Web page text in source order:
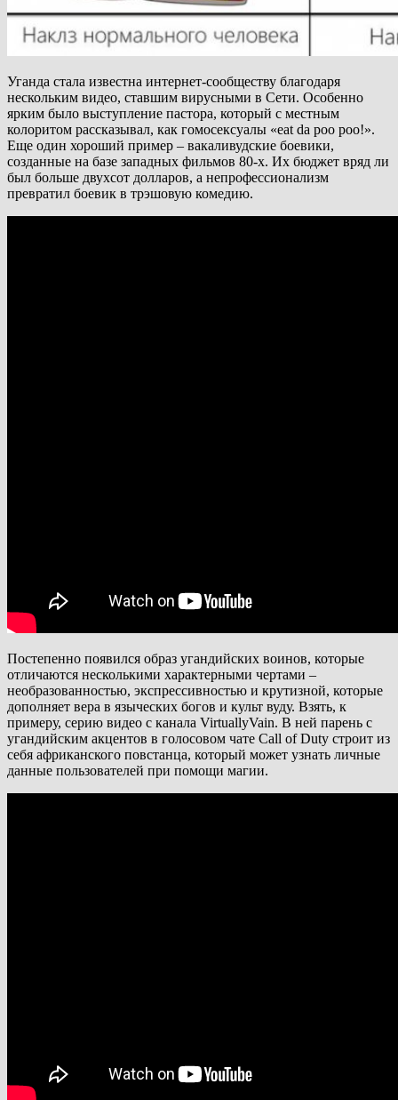
Уганда стала известна интернет-сообществу благодаря
нескольким видео, ставшим вирусными в Сети. Особенно
ярким было выступление пастора, который с местным
колоритом рассказывал, как гомосексуалы «eat da poo poo!».
Еще один хороший пример – вакаливудские боевики,
созданные на базе западных фильмов 80-х. Их бюджет вряд ли
был больше двухсот долларов, а непрофессионализм
превратил боевик в трэшовую комедию.
Постепенно появился образ угандийских воинов, которые
отличаются несколькими характерными чертами –
необразованностью, экспрессивностью и крутизной, которые
дополняет вера в языческих богов и культ вуду. Взять, к
примеру, серию видео с канала VirtuallyVain. В ней парень с
угандийским акцентов в голосовом чате Call of Duty строит из
себя африканского повстанца, который может узнать личные
данные пользователей при помощи магии.